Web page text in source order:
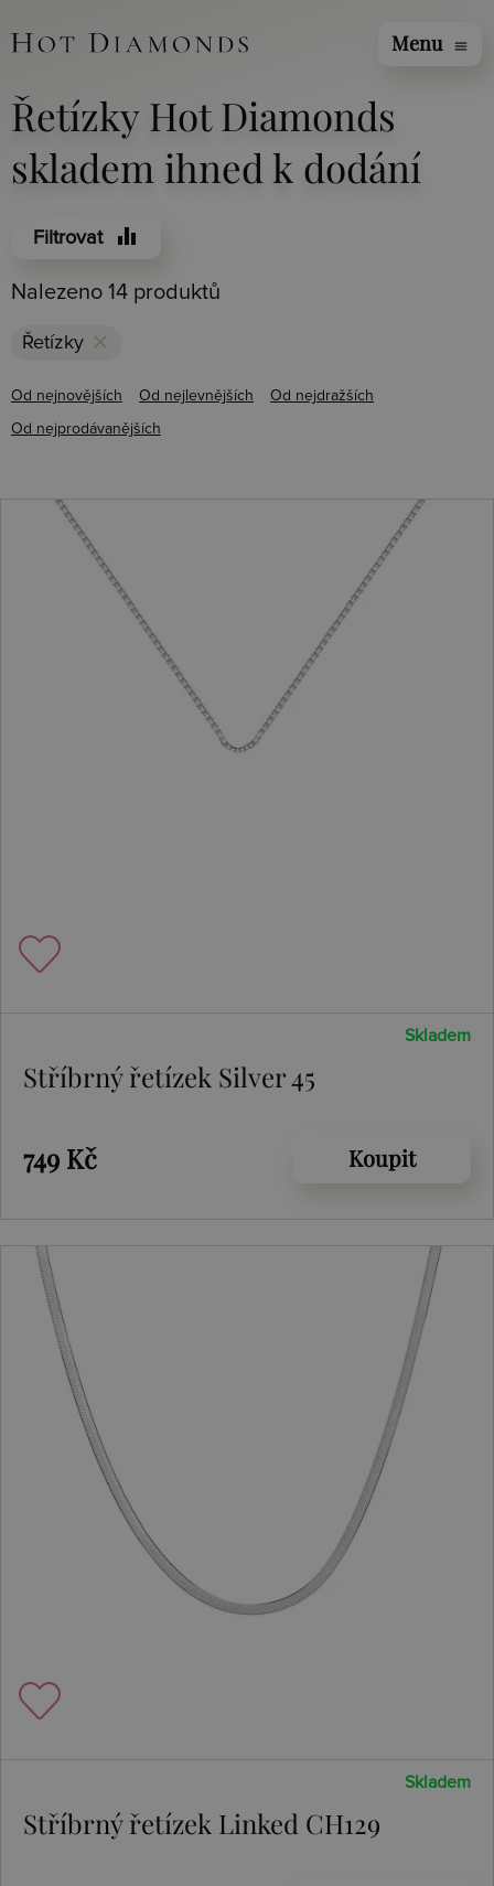
Menu menu
Řetízky Hot Diamonds
skladem ihned k dodání
Filtrovat equalizer
Nalezeno 14 produktů
Řetízky clear
Od nejnovějších Od nejlevnějších Od nejdražších
Od nejprodávanějších
Skladem
Stříbrný řetízek Silver 45
749 Kč Koupit
Skladem
Stříbrný řetízek Linked CH129